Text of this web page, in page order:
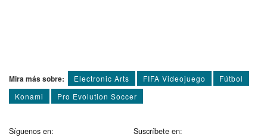
Mira más sobre: Electronic Arts FIFA Videojuego
Fútbol
Konami
Pro Evolution Soccer
Síguenos en: Suscríbete en: